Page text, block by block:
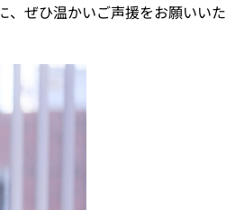
、ぜひ温かいご声援をお願いいた